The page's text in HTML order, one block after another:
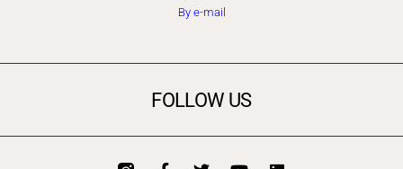
By e-mail
FOLLOW US